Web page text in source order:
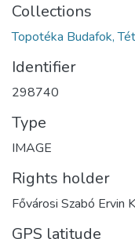
Collections
Topotéka Budafok,
Identifier
298740
Type
IMAGE
Rights holder
Fővárosi Szabó Ervin
GPS latitude